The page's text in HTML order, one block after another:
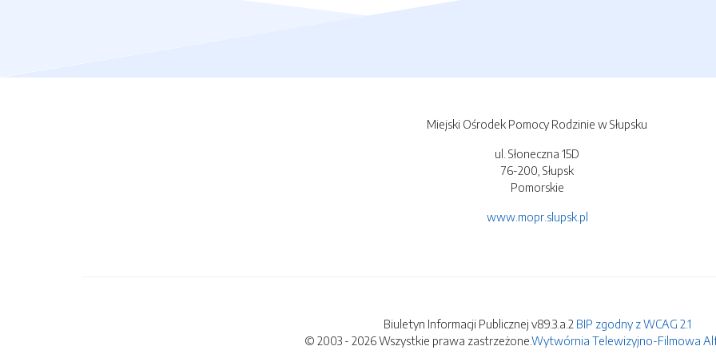
Miejski Ośrodek Pomocy Rodzinie w Słupsku
ul. Słoneczna 15D
76-200, Słupsk
Pomorskie
www.mopr.slupsk.pl
Biuletyn Informacji Publicznej v89.3.a.2 BIP zgodny z WCAG 2.1
© 2003 - 2026 Wszystkie prawa zastrzeżone.Wytwórnia Telewizyjno-Filmowa